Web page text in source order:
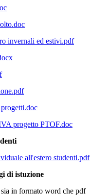
invernali ed estivi.pdf
progetto PTOF.doc
all'estero studenti.pdf
di istuzione
in formato word che pdf